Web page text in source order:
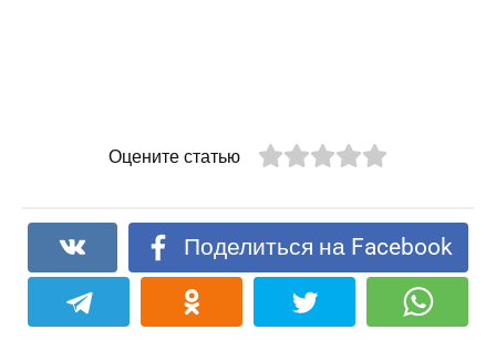
Оцените статью
Поделиться на Facebook